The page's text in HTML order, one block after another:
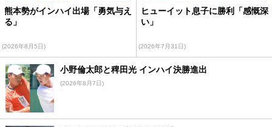
熊本勢がインハイ出場「勇気与え
る」
(2026年8月5日)
ヒューイット息子に勝利「感慨深
い」
(2026年7月31日)
小野倫太郎と稗田光 インハイ決勝進出
(2026年8月7日)